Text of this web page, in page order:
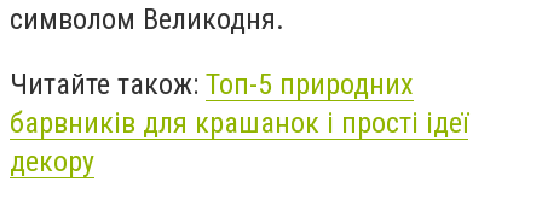
символом Великодня.
Читайте також: Топ-5 природних
барвників для крашанок і прості ідеї
декору